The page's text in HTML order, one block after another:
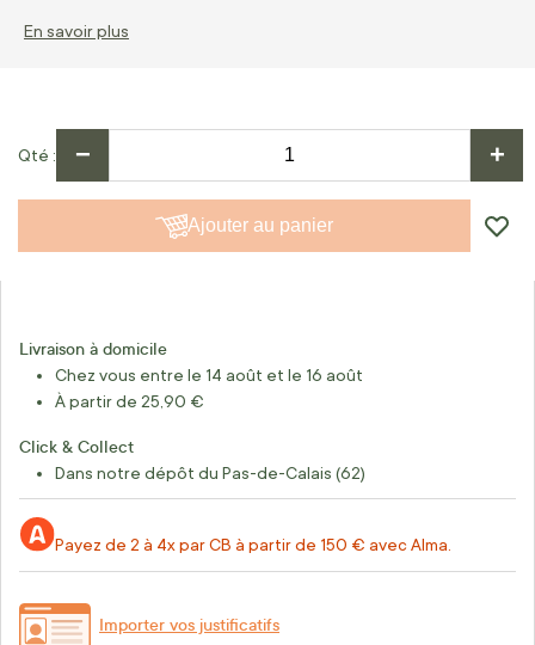
En savoir plus
Qté − +
Ajouter au panier
Livraison à domicile
Chez vous entre le 14 août et le 16 août
À partir de 25,90 €
Click & Collect
Dans notre dépôt du Pas-de-Calais (62)
Payez de 2 à 4x par CB à partir de 150 € avec Alma.
Importer vos justificatifs